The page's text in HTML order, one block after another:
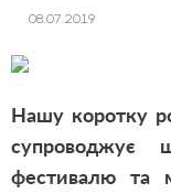
08.07.2019
Нашу коротку
супроводжує
фестивалю та